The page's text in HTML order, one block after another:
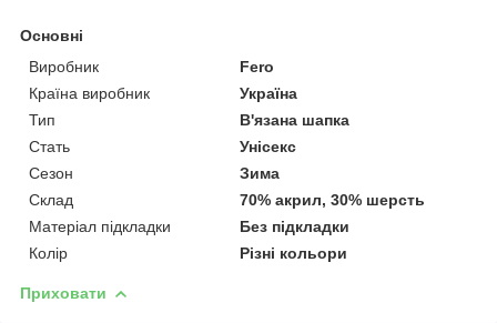
Основні
Виробник
Fero
Країна виробник
Україна
Тип
В'язана шапка
Стать
Унісекс
Сезон
Зима
Склад
70% акрил, 30% шерсть
Матеріал підкладки
Без підкладки
Колір
Різні кольори
Приховати